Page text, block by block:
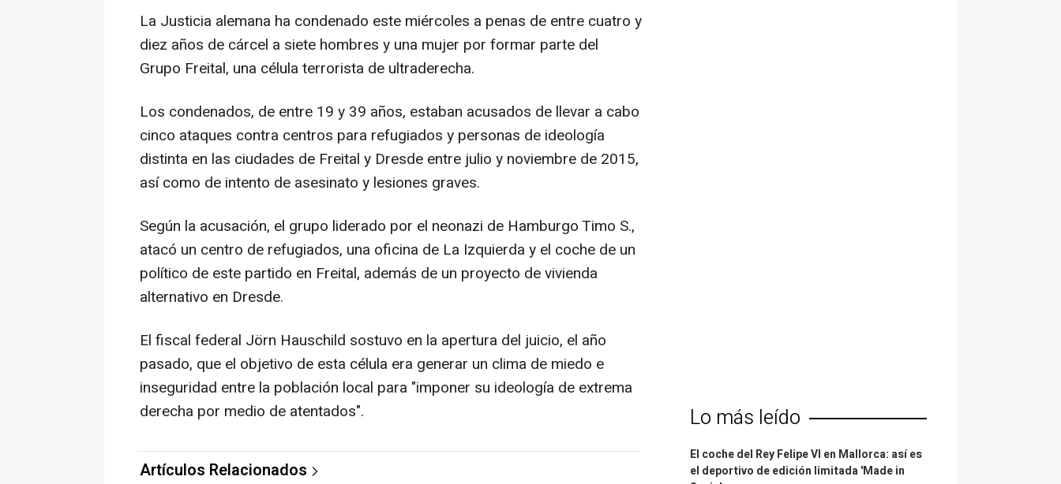
La Justicia alemana ha condenado este miércoles a penas de entre cuatro y
diez años de cárcel a siete hombres y una mujer por formar parte del
Grupo Freital, una célula terrorista de ultraderecha.
Los condenados, de entre 19 y 39 años, estaban acusados de llevar a cabo
cinco ataques contra centros para refugiados y personas de ideología
distinta en las ciudades de Freital y Dresde entre julio y noviembre de 2015,
así como de intento de asesinato y lesiones graves.
Según la acusación, el grupo liderado por el neonazi de Hamburgo Timo S.,
atacó un centro de refugiados, una oficina de La Izquierda y el coche de un
político de este partido en Freital, además de un proyecto de vivienda
alternativo en Dresde.
El fiscal federal Jörn Hauschild sostuvo en la apertura del juicio, el año
pasado, que el objetivo de esta célula era generar un clima de miedo e
inseguridad entre la población local para "imponer su ideología de extrema
derecha por medio de atentados".
Artículos Relacionados
Lo más leído
El coche del Rey Felipe VI en Mallorca: así es
el deportivo de edición limitada 'Made in